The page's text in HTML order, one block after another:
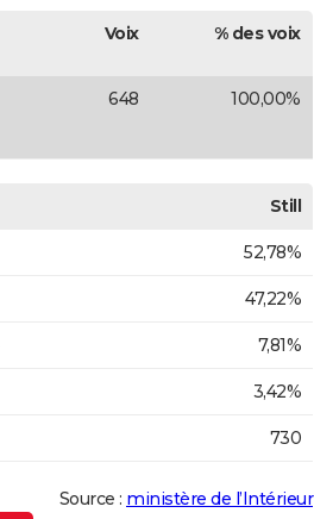
Voix % des voix
648 100,00%
Still
52,78%
47,22%
7,81%
3,42%
730
Source : ministère de l’Intérieur